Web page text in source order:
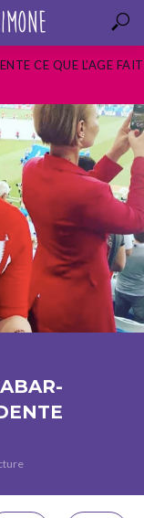
CE QUE L’AGE FAIT